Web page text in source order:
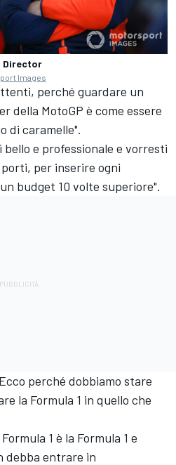
Director
Images
perché guardare un
della MotoGP è come essere
di caramelle".
e professionale e vorresti
per inserire ogni
budget 10 volte superiore".
perché dobbiamo stare
la Formula 1 in quello che
1 è la Formula 1 e
debba entrare in